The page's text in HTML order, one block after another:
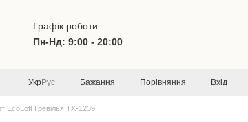
Графік роботи:
Пн-Нд: 9:00 - 20:00
УкрРус Бажання Порівняння Вхід
EcoLoft Гревілья TX-1239